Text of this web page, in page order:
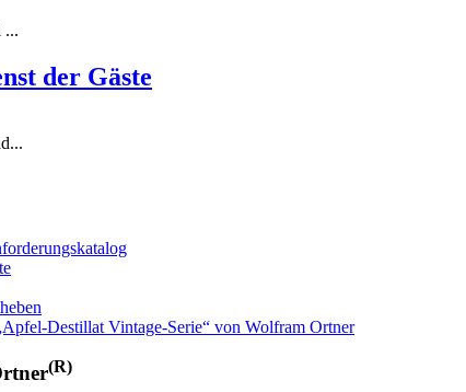
...
der Gäste
Destillat Vintage-Serie“ von Wolfram Ortner
(R)